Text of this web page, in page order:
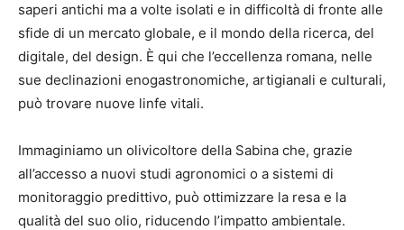
saperi antichi ma a volte isolati e in difficoltà di fronte alle
sfide di un mercato globale, e il mondo della ricerca, del
digitale, del design. È qui che l’eccellenza romana, nelle
sue declinazioni enogastronomiche, artigianali e culturali,
può trovare nuove linfe vitali.
Immaginiamo un olivicoltore della Sabina che, grazie
all’accesso a nuovi studi agronomici o a sistemi di
monitoraggio predittivo, può ottimizzare la resa e la
qualità del suo olio, riducendo l’impatto ambientale.